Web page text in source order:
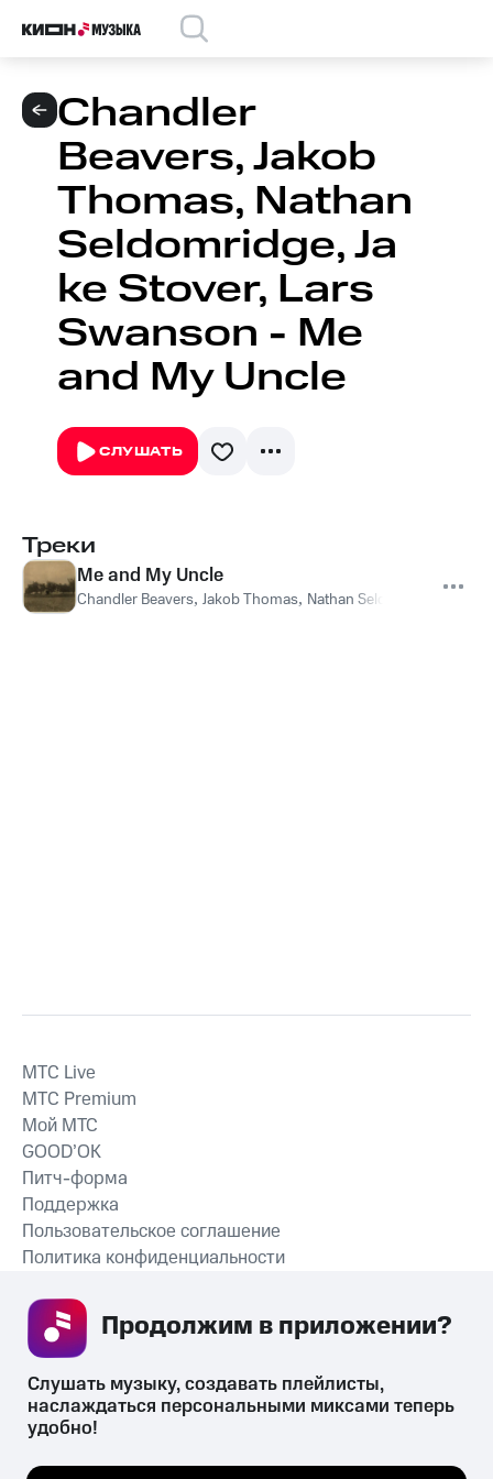
Chandler
Beavers, Jakob
Thomas, Nathan
Seldomridge, Ja
ke Stover, Lars
Swanson - Me
and My Uncle
СЛУШАТЬ
Треки
Me and My Uncle
Chandler Beavers, Jakob Thomas, Nathan Seldomridge
СКАЧАТЬ ПРИЛОЖЕНИЕ
MTС Live
MTС Premium
Мой МТС
GOOD’OK
Питч-форма
Поддержка
Пользовательское соглашение
Политика конфиденциальности
психотропных веществ, их аналогов причиняет вред здоровью,
Слушать музыку, создавать плейлисты,
наслаждаться персональными миксами теперь
удобно!